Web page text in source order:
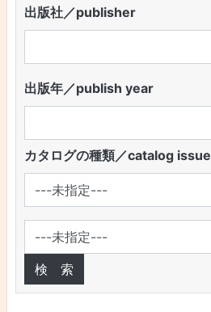
出版社／publisher
出版年／publish year
カタログの種類／catalog issue